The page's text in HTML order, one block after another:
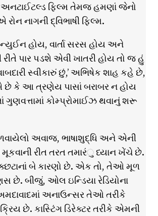
અનટાઈટલ્ડ ફ્લ્મિ તેમજ હમણાં જેનો
નાગની દ્વિભાષી ફ્લ્મિ.
હોય, વાર્તા સરસ હોય અને
રીતે પાર પડશે એવી ખાતરી હોય તો જ હું
સ્વીકારું છું,’ અભિષેક શાહ કહે છે,
છે કે આ ત્રણેય પાસાં બરાબર ન હોય
કોમ્પ્રોમાઈઝ થવાનું શરૂ
અવાજ, ભાષાશુદ્ધિ અને એની
મૂકવાની રીત તરત તમારંુ ધ્યાન ખેંચે છે.
બે કારણો છે. એક તો, તેઓ મૂળ
છે. બીજું, ઓલ ઇન્ડિયા રેડિયોના
અમદાવાદમાં અનાઉન્સર તેઓ તરીકે
છે. કાસ્ટિંગ ડિરેક્ટર તરીકે એમની